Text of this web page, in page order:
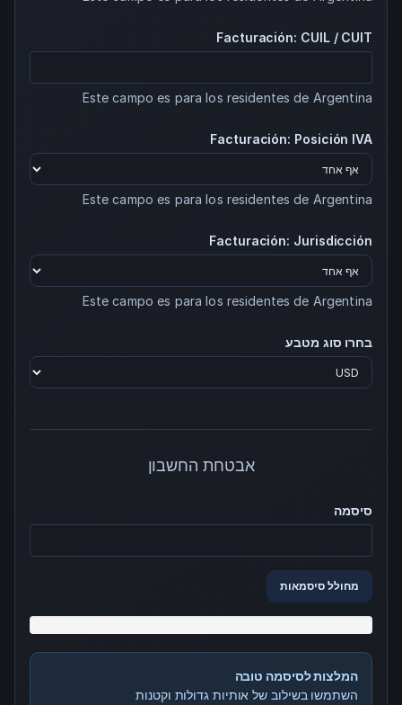
Facturación: CUIL / CUIT
Este campo es para los residentes de Argentina
Facturación: Posición IVA
Este campo es para los residentes de Argentina
Facturación: Jurisdicción
Este campo es para los residentes de Argentina
בחרו סוג מטבע
אבטחת החשבון
סיסמה
מחולל סיסמאות
עוצמת הסיסמה: הזינו סיסמה
המלצות לסיסמה טובה
השתמשו בשילוב של אותיות גדולות וקטנות